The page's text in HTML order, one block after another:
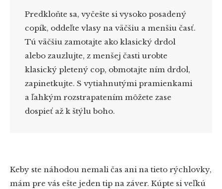
Predkloňte sa, vyčešte si vysoko posadený
copík, oddeľte vlasy na väčšiu a menšiu časť.
Tú väčšiu zamotajte ako klasický drdol
alebo zauzlujte, z menšej časti urobte
klasický pletený cop, obmotajte ním drdol,
zapinetkujte. S vytiahnutými pramienkami
a ľahkým rozstrapatením môžete zase
dospieť až k štýlu boho.
Keby ste náhodou nemali čas ani na tieto rýchlovky,
mám pre vás ešte jeden tip na záver. Kúpte si veľkú